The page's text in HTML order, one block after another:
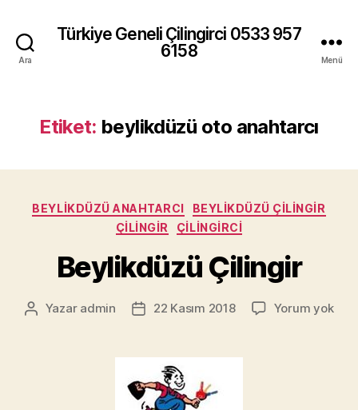
Ara
Türkiye Geneli Çilingirci 0533 957
6158
Menü
Etiket: beylikdüzü oto anahtarcı
Kategoriler
BEYLIKDÜZÜ ANAHTARCI
BEYLIKDÜZÜ ÇILINGIR
ÇILINGIR
ÇILINGIRCI
Beylikdüzü Çilingir
Yazının
Yazar admin
Yazı22 Kasım 2018 Yorum yok